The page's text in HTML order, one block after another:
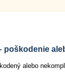
poškodenie
alebo